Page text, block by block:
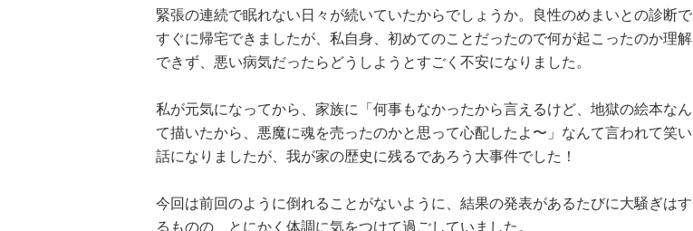
緊張の連続で眠れない日々が続いていたからでしょうか。良性のめまいとの診断で
すぐに帰宅できましたが、私自身、初めてのことだったので何が起こったのか理解
できず、悪い病気だったらどうしようとすごく不安になりました。
私が元気になってから、家族に「何事もなかったから言えるけど、地獄の絵本なん
て描いたから、悪魔に魂を売ったのかと思って心配したよ〜」なんて言われて笑い
話になりましたが、我が家の歴史に残るであろう大事件でした！
今回は前回のように倒れることがないように、結果の発表があるたびに大騒ぎはす
るものの、とにかく体調に気をつけて過ごしていました。